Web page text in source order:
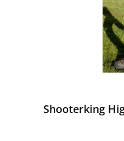
Shooterking